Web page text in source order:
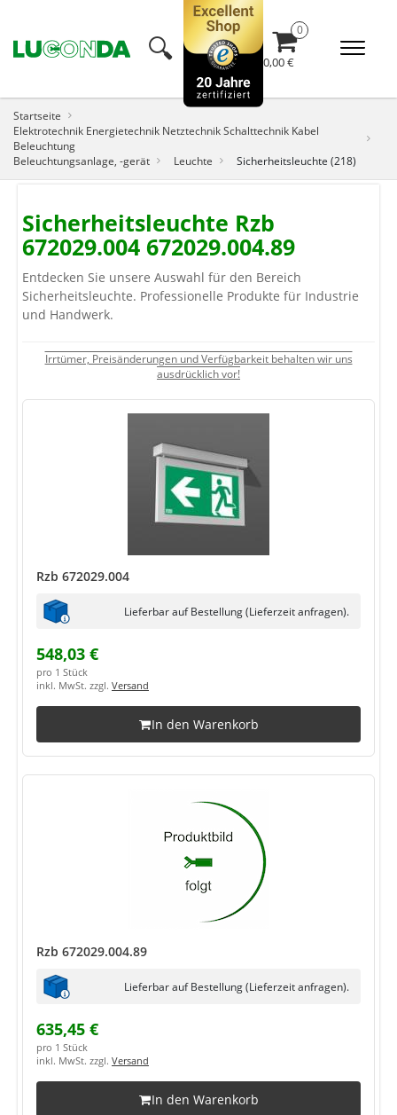
🔍︎ 0,00 €
Startseite
Elektrotechnik Energietechnik Netztechnik Schalttechnik Kabel
Beleuchtung
Beleuchtungsanlage, -gerät
Leuchte Sicherheitsleuchte (218)
Sicherheitsleuchte Rzb
672029.004 672029.004.89
Entdecken Sie unsere Auswahl für den Bereich
Sicherheitsleuchte. Professionelle Produkte für Industrie
und Handwerk.
Irrtümer, Preisänderungen und Verfügbarkeit behalten wir uns
ausdrücklich vor!
Rzb 672029.004
Lieferbar auf Bestellung (Lieferzeit anfragen).
548,03 €
pro 1 Stück
inkl. MwSt. zzgl. Versand
In den Warenkorb
Rzb 672029.004.89
Lieferbar auf Bestellung (Lieferzeit anfragen).
635,45 €
pro 1 Stück
inkl. MwSt. zzgl. Versand
In den Warenkorb